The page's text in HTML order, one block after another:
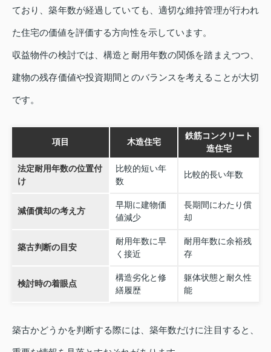
ており、築年数が経過していても、適切な維持管理が行われ
た住宅の価値を評価する方向性を示しています。
収益物件の検討では、構造と耐用年数の関係を踏まえつつ、
建物の残存価値や投資期間とのバランスを考えることが大切
です。
項目 木造住宅
鉄筋コンクリート
造住宅
法定耐用年数の位置付
け
比較的短い年
数
比較的長い年数
減価償却の考え方
早期に建物価
値減少
長期間にわたり償
却
築古判断の目安
耐用年数に早
く接近
耐用年数に余裕残
存
検討時の着眼点
構造劣化と修
繕履歴
躯体状態と耐久性
能
築古かどうかを判断する際には、築年数だけに注目すると、